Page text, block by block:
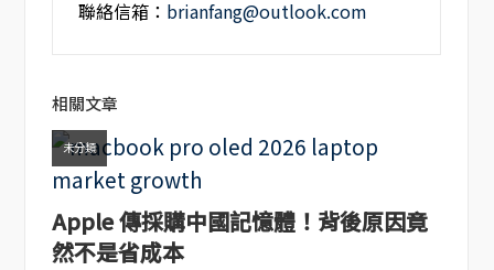
聯絡信箱： brianfang@outlook.com
相關文章
未分類
Apple 傳採購中國記憶體！背後原因竟
然不是省成本